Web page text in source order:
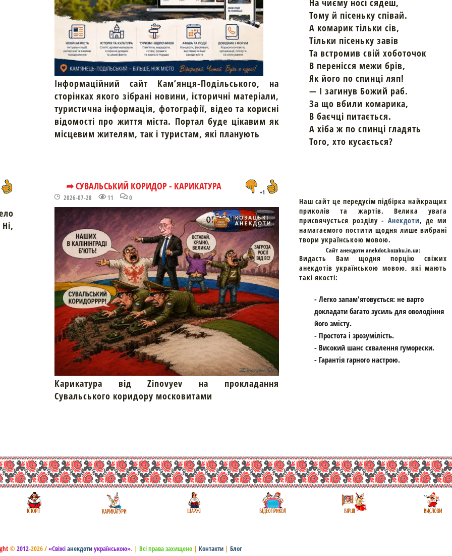
Інформаційний сайт Кам’янця-Подільського, на
сторінках якого зібрані новини, історичні матеріали,
туристична інформація, фотографії, відео та корисні
відомості про життя міста. Портал буде цікавим як
місцевим жителям, так і туристам, які планують
➦ СУВАЛЬСЬКИЙ КОРИДОР - КАРИКАТУРА
2026-07-28 11 0
+1
Карикатура від Zinovyev на прокладання
Сувальського коридору московитами
На чиєму носі сядеш,
Тому й пісеньку співай.
А комарик тільки сів,
Тільки пісеньку завів
Та встромив свій хоботочок
В перенісся межи брів,
Як його по спинці ляп!
— І загинув Божий раб.
За що вбили комарика,
В баєчці питається.
А хіба ж по спинці гладять
Того, хто кусається?
Наш сайт це передусім підбірка найкращих
приколів та жартів. Велика увага
присвячується розділу - Анекдоти, де ми
намагаємого постити щодня лише вибрані
твори українською мовою.
Cайт анекдоти anekdot.kozaku.in.ua:
Видасть Вам щодня порцію свіжих
анекдотів українською мовою, які мають
такі якості:
- Легко запам'ятовується: не варто
докладати багато зусиль для оволодіння
його змісту.
- Простота і зрозумілість.
- Високий шанс схвалення гуморески.
- Гарантія гарного настрою.
© 2012-2026 /«Свіжіанекдотиукраїнською». | Всі права захищено | Контакти | Блог